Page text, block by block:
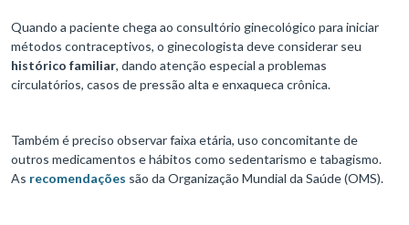
Quando a paciente chega ao consultório ginecológico para iniciar
métodos contraceptivos, o ginecologista deve considerar seu
histórico familiar, dando atenção especial a problemas
circulatórios, casos de pressão alta e enxaqueca crônica.
Também é preciso observar faixa etária, uso concomitante de
outros medicamentos e hábitos como sedentarismo e tabagismo.
As recomendações são da Organização Mundial da Saúde (OMS).